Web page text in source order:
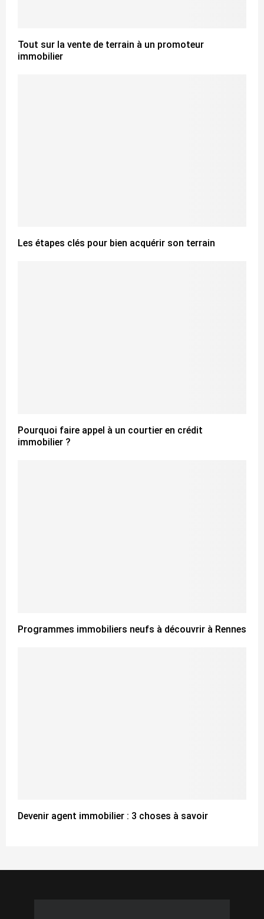
Tout sur la vente de terrain à un promoteur
immobilier
Les étapes clés pour bien acquérir son terrain
Pourquoi faire appel à un courtier en crédit
immobilier ?
Programmes immobiliers neufs à découvrir à Rennes
Devenir agent immobilier : 3 choses à savoir